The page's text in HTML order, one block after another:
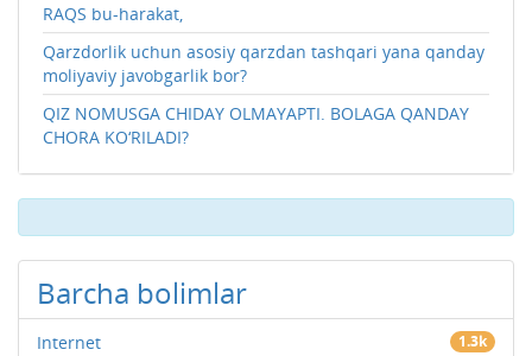
RAQS bu-harakat,
Qarzdorlik uchun asosiy qarzdan tashqari yana qanday
moliyaviy javobgarlik bor?
QIZ NOMUSGA CHIDAY OLMAYAPTI. BOLAGA QANDAY
CHORA KO‘RILADI?
Barcha bolimlar
Internet 1.3k